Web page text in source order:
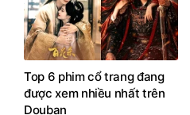
Top 6 phim cổ trang đang
được xem nhiều nhất trên
Douban